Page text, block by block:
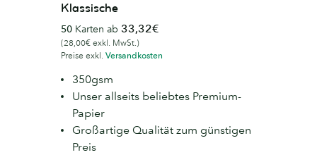
Klassische
50 Karten ab 33,32€
(28,00€ exkl. MwSt.)
Preise exkl. Versandkosten
350gsm
Unser allseits beliebtes Premium-
Papier
Großartige Qualität zum günstigen
Preis